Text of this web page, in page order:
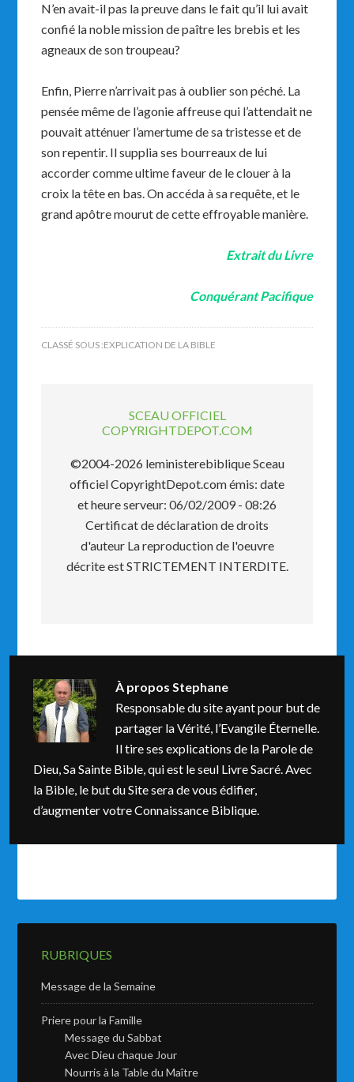
N’en avait-il pas la preuve dans le fait qu’il lui avait
confié la noble mission de paître les brebis et les
agneaux de son troupeau?
Enfin, Pierre n’arrivait pas à oublier son péché. La
pensée même de l’agonie affreuse qui l’attendait ne
pouvait atténuer l’amertume de sa tristesse et de
son repentir. Il supplia ses bourreaux de lui
accorder comme ultime faveur de le clouer à la
croix la tête en bas. On accéda à sa requête, et le
grand apôtre mourut de cette effroyable manière.
Extrait du Livre
Conquérant Pacifique
CLASSÉ SOUS :EXPLICATION DE LA BIBLE
SCEAU OFFICIEL
COPYRIGHTDEPOT.COM
©2004-2026 leministerebiblique Sceau
officiel CopyrightDepot.com émis: date
et heure serveur: 06/02/2009 - 08:26
Certificat de déclaration de droits
d'auteur La reproduction de l'oeuvre
décrite est STRICTEMENT INTERDITE.
À proposStephane
Responsable du site ayant pour but de
partager la Vérité, l’Evangile Éternelle.
Il tire ses explications de la Parole de
Dieu, Sa Sainte Bible, qui est le seul Livre Sacré. Avec
la Bible, le but du Site sera de vous édifier,
d’augmenter votre Connaissance Biblique.
RUBRIQUES
Message de la Semaine
Priere pour la Famille
Message du Sabbat
Avec Dieu chaque Jour
Nourris à la Table du Maître